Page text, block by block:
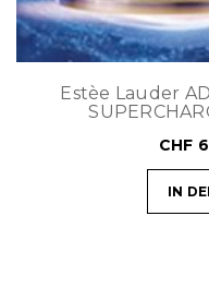
Estèe Lauder
CHF
IN